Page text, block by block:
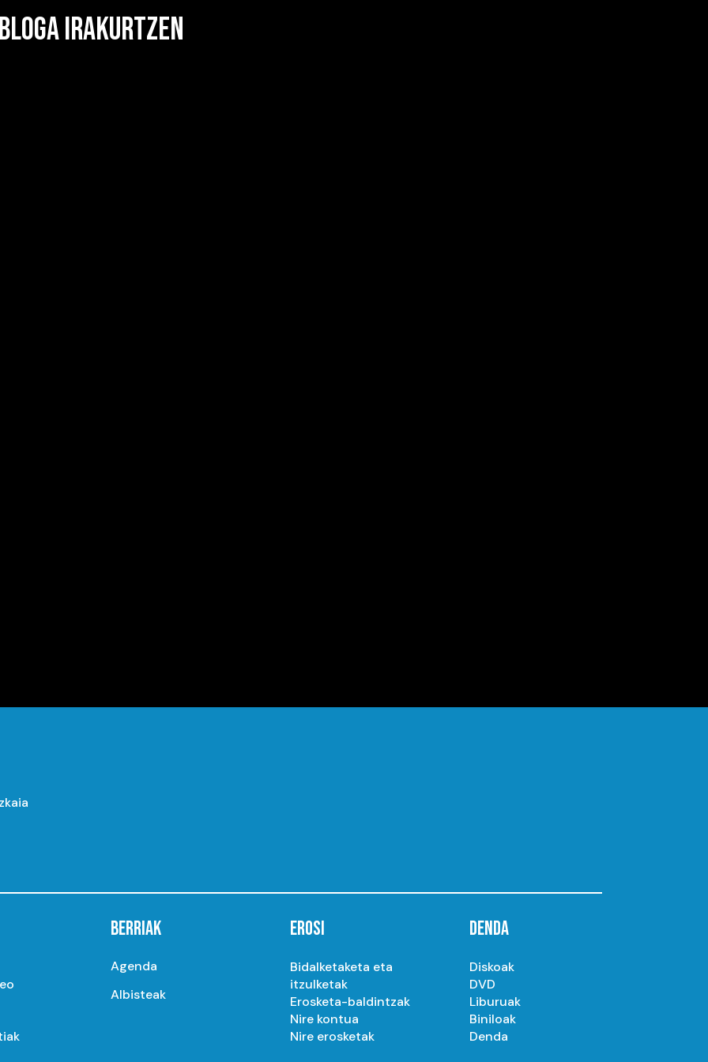
IRAKURTZEN
BERRIAK
Agenda
Albisteak
EROSI
Bidalketaketa eta
itzulketak
Erosketa-baldintzak
Nire kontua
Nire erosketak
DENDA
Diskoak
DVD
Liburuak
Biniloak
Denda